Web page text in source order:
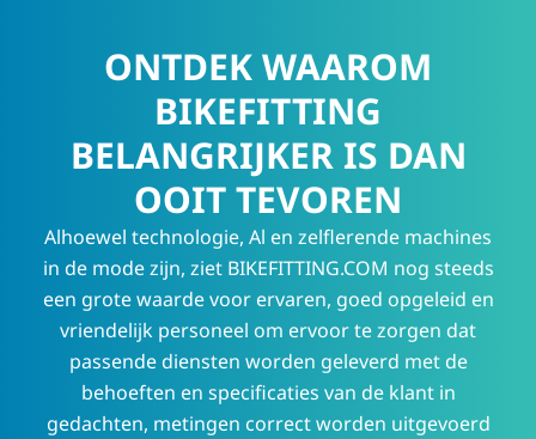
ONTDEK WAAROM
BIKEFITTING
BELANGRIJKER IS DAN
OOIT TEVOREN
Alhoewel technologie, Al en zelflerende machines
in de mode zijn, ziet BIKEFITTING.COM nog steeds
een grote waarde voor ervaren, goed opgeleid en
vriendelijk personeel om ervoor te zorgen dat
passende diensten worden geleverd met de
behoeften en specificaties van de klant in
gedachten, metingen correct worden uitgevoerd